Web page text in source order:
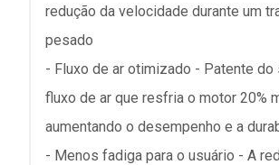
redução da velocidade durante um
pesado
- Fluxo de ar otimizado - Patente do
fluxo de ar que resfria o motor 20%
aumentando o desempenho e a
- Menos fadiga para o usuário - A